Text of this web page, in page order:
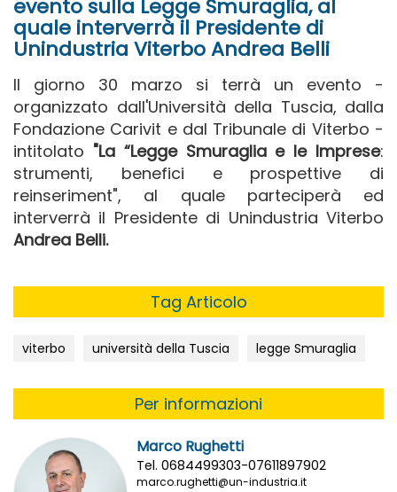
evento sulla Legge Smuraglia, al
quale interverrà il Presidente di
Unindustria Viterbo Andrea Belli
Il giorno 30 marzo si terrà un evento -
organizzato dall'Università della Tuscia, dalla
Fondazione Carivit e dal Tribunale di Viterbo -
intitolato "La “Legge Smuraglia e le Imprese:
strumenti, benefici e prospettive di
reinseriment", al quale parteciperà ed
interverrà il Presidente di Unindustria Viterbo
Andrea Belli.
Tag Articolo
viterbo università della Tuscia legge Smuraglia
Per informazioni
Marco Rughetti
Tel. 0684499303-07611897902
marco.rughetti@un-industria.it